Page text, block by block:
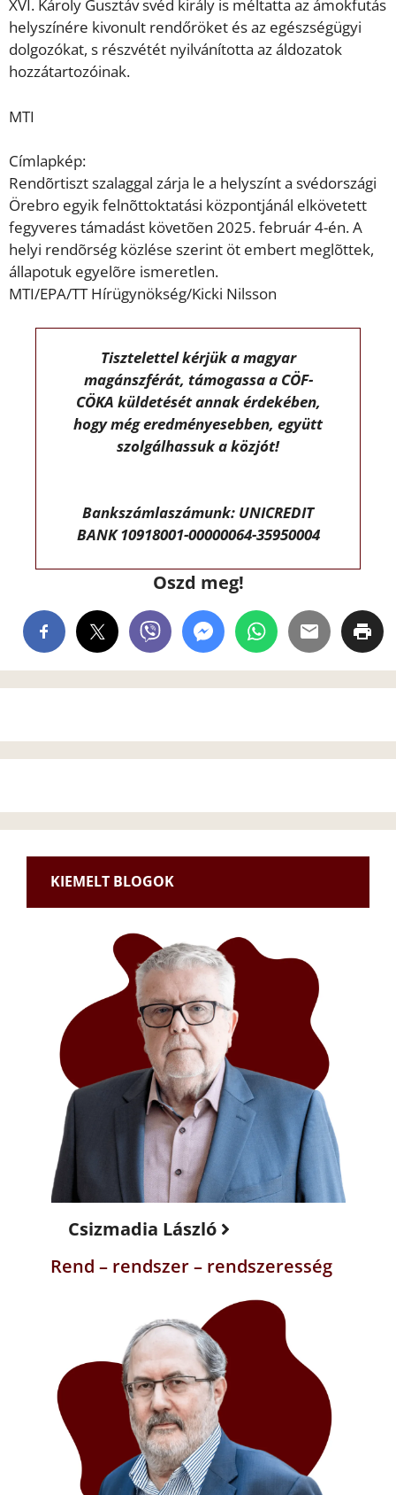
XVI. Károly Gusztáv svéd király is méltatta az ámokfutás
helyszínére kivonult rendőröket és az egészségügyi
dolgozókat, s részvétét nyilvánította az áldozatok
hozzátartozóinak.
MTI
Címlapkép:
Rendõrtiszt szalaggal zárja le a helyszínt a svédországi
Örebro egyik felnõttoktatási központjánál elkövetett
fegyveres támadást követõen 2025. február 4-én. A
helyi rendõrség közlése szerint öt embert meglõttek,
állapotuk egyelõre ismeretlen.
MTI/EPA/TT Hírügynökség/Kicki Nilsson
Tisztelettel kérjük a magyar
magánszférát, támogassa a CÖF-
CÖKA küldetését annak érdekében,
hogy még eredményesebben, együtt
szolgálhassuk a közjót!
Bankszámlaszámunk: UNICREDIT
BANK 10918001-00000064-35950004
Oszd meg!
KIEMELT BLOGOK
Csizmadia László
Rend – rendszer – rendszeresség